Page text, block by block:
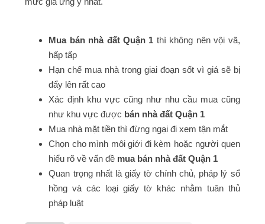
Mua bán nhà đất Quận 1 thì không nên vội vã,
hấp tấp
Hạn chế mua nhà trong giai đoạn sốt vì giá sẽ bị
đẩy lên rất cao
Xác định khu vực cũng như nhu cầu mua cũng
như khu vực được bán nhà đất Quận 1
Mua nhà mặt tiền thì đừng ngại đi xem tận mắt
Chọn cho mình môi giới đi kèm hoặc người quen
hiểu rõ về vấn đề mua bán nhà đất Quận 1
Quan trọng nhất là giấy tờ chính chủ, pháp lý sổ
hồng và các loại giấy tờ khác nhằm tuân thủ
pháp luật